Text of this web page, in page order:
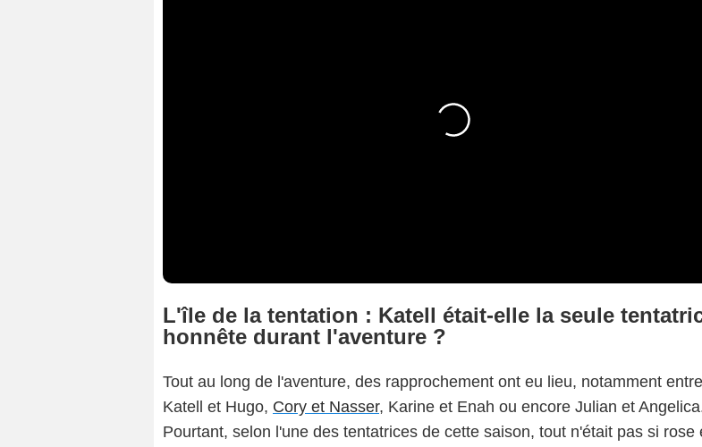
L'île de la tentation : Katell était-elle la seule
honnête durant l'aventure ?
Tout au long de l'aventure, des rapprochement ont eu lieu, notamment entre
Katell et Hugo, Cory et Nasser, Karine et Enah ou encore Julian et
Pourtant, selon l'une des tentatrices de cette saison, tout n'était pas si rose